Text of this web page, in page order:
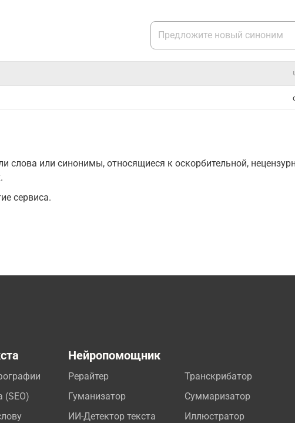
или синонимы, относящиеся к оскорбительной,
сервиса.
(SEO)
Нейропомощник
Рерайтер
Гуманизатор
ИИ-Детектор текста
Транскрибатор
Суммаризатор
Иллюстратор